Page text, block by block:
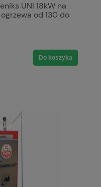
UNI 18kW na
od 130 do
Do koszyka